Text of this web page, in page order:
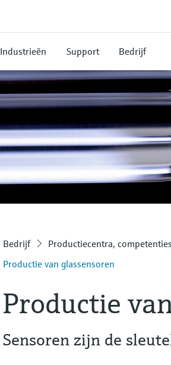
Industrieën Support Bedrijf
Bedrijf Productiecentra, competenties
Productie van glassensoren
Productie
Sensoren zijn de